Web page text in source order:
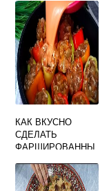
КАК ВКУСНО
СДЕЛАТЬ
ФАРШИРОВАННЫ
ПОДЛИВКОЙ
РЕЦЕПТ